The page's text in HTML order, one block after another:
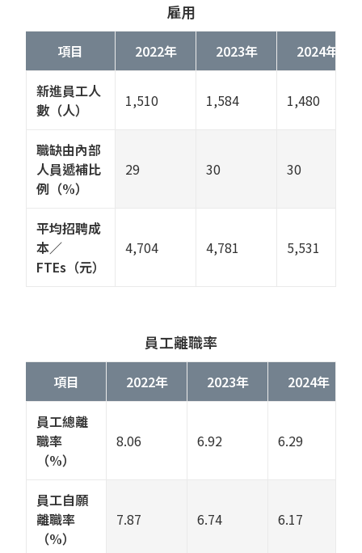
雇用
項目 2022年 2023年 2024年
新進員工人
數（人）
1,510 1,584 1,480
職缺由內部
人員遞補比
例（%）
29 30 30
平均招聘成
本／
FTEs（元）
4,704 4,781 5,531
員工離職率
項目 2022年 2023年 2024年
員工總離
職率
（%）
8.06 6.92 6.29
員工自願
離職率
（%）
7.87 6.74 6.17